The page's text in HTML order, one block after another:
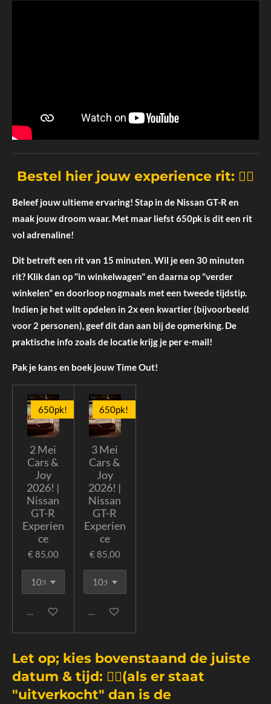
Bestel hier jouw experience rit: 👇🏼
Beleef jouw ultieme ervaring! Stap in de Nissan GT-R en
maak jouw droom waar. Met maar liefst 650pk is dit een rit
vol adrenaline!
Dit betreft een rit van 15 minuten. Wil je een 30 minuten
rit? Klik dan op "in winkelwagen" en daarna op "verder
winkelen" en doorloop nogmaals met een tweede tijdstip.
Indien je het wilt opdelen in 2x een kwartier (bijvoorbeeld
voor 2 personen), geef dit dan aan bij de opmerking. De
praktische info zoals de locatie krijg je per e-mail!
Pak je kans en boek jouw Time Out!
650pk!
2 Mei
Cars &
Joy
2026! |
Nissan
GT-R
Experien
ce
€ 85,00
Bekijk details
650pk!
3 Mei
Cars &
Joy
2026! |
Nissan
GT-R
Experien
ce
€ 85,00
Bekijk details
Let op; kies bovenstaand de juiste
datum & tijd: 👆🏼(als er staat
"uitverkocht" dan is de